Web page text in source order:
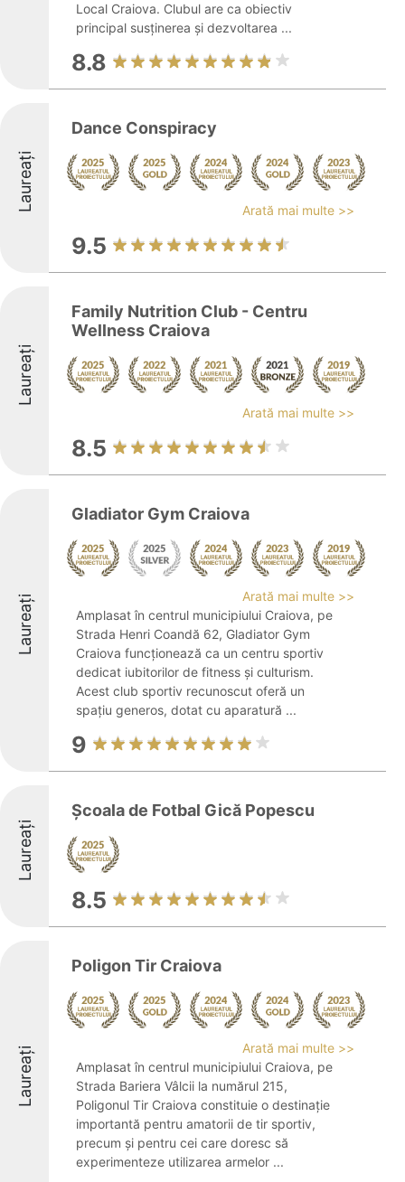
Local Craiova. Clubul are ca obiectiv
principal susținerea și dezvoltarea ...
8.8
Laureați
Dance Conspiracy
Arată mai multe >>
9.5
Laureați
Family Nutrition Club - Centru
Wellness Craiova
Arată mai multe >>
8.5
Laureați
Gladiator Gym Craiova
Arată mai multe >>
Amplasat în centrul municipiului Craiova, pe
Strada Henri Coandă 62, Gladiator Gym
Craiova funcționează ca un centru sportiv
dedicat iubitorilor de fitness și culturism.
Acest club sportiv recunoscut oferă un
spațiu generos, dotat cu aparatură ...
9
Laureați
Școala de Fotbal Gică Popescu
8.5
Laureați
Poligon Tir Craiova
Arată mai multe >>
Amplasat în centrul municipiului Craiova, pe
Strada Bariera Vâlcii la numărul 215,
Poligonul Tir Craiova constituie o destinație
importantă pentru amatorii de tir sportiv,
precum și pentru cei care doresc să
experimenteze utilizarea armelor ...